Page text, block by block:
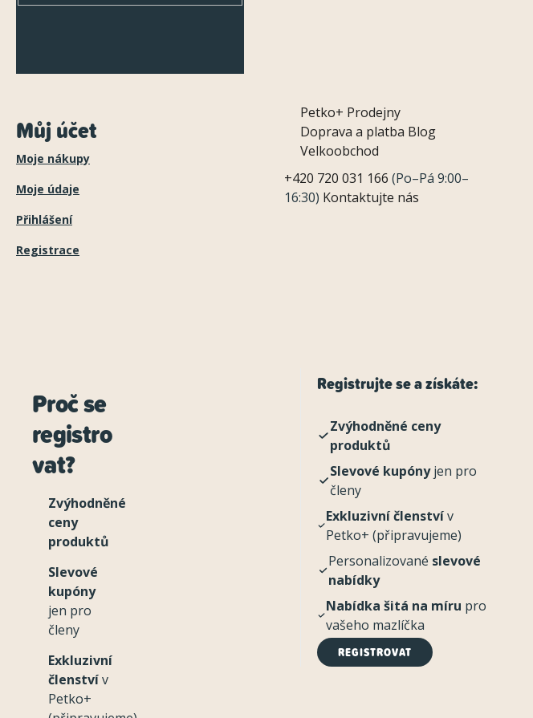
Můj účet
Moje nákupy
Moje údaje
Přihlášení
Registrace
Petko+ Prodejny
Doprava a platba Blog
Velkoobchod
+420 720 031 166 (Po–Pá 9:00–
16:30) Kontaktujte nás
Proč se
registro
vat?
Zvýhodněné
ceny
produktů
Slevové
kupóny
jen pro
členy
Exkluzivní
členstvív
Petko+
Registrujte se a získáte:
Zvýhodněné ceny
produktů
Slevové kupónyjen pro
členy
Exkluzivní členstvív
Petko+ (připravujeme)
Personalizované slevové
nabídky
Nabídka šitá na míru pro
vašeho mazlíčka
REGISTROVAT